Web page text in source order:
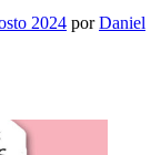
2024 porDaniel